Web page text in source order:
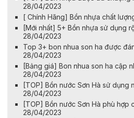
28/04/2023
[ Chính Hãng] Bồn nhựa chất
[Mới nhất] 5+ Bồn nhựa sử dụng
28/04/2023
Top 3+ bon nhua son ha được
28/04/2023
[Bảng giá] Bon nhua son ha cập
28/04/2023
[TOP] Bồn nước Sơn Hà sử dụng
28/04/2023
[TOP] Bồn nước Sơn Hà phù hợp
28/04/2023